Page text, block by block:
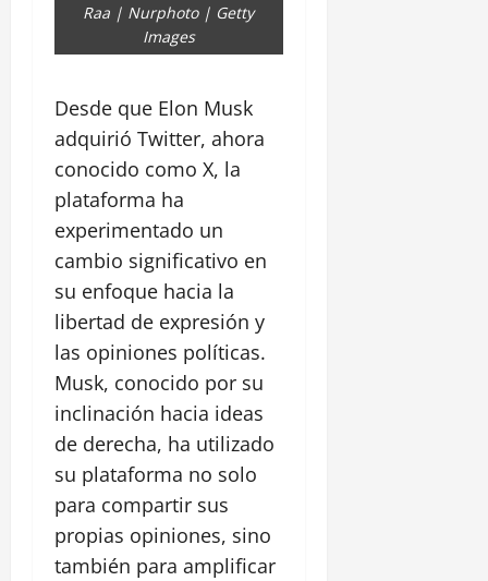
Raa | Nurphoto | Getty
Images
Desde que Elon Musk
adquirió Twitter, ahora
conocido como X, la
plataforma ha
experimentado un
cambio significativo en
su enfoque hacia la
libertad de expresión y
las opiniones políticas.
Musk, conocido por su
inclinación hacia ideas
de derecha, ha utilizado
su plataforma no solo
para compartir sus
propias opiniones, sino
también para amplificar